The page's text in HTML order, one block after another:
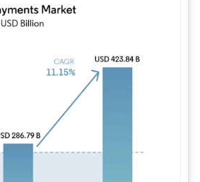
Imagen © Mordor Intelligence. El uso